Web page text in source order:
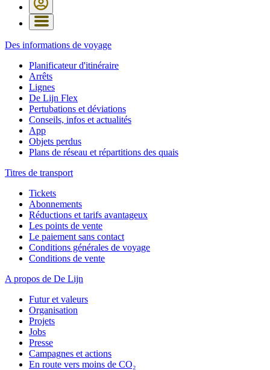
Des informations de voyage
Planificateur d'itinéraire
Arrêts
Lignes
De Lijn Flex
Pertubations et déviations
Conseils, infos et actualités
App
Objets perdus
Plans de réseau et répartitions des quais
Titres de transport
Tickets
Abonnements
Réductions et tarifs avantageux
Les points de vente
Le paiement sans contact
Conditions générales de voyage
Conditions de vente
A propos de De Lijn
Futur et valeurs
Organisation
Projets
Jobs
Presse
Campagnes et actions
En route vers moins de CO₂